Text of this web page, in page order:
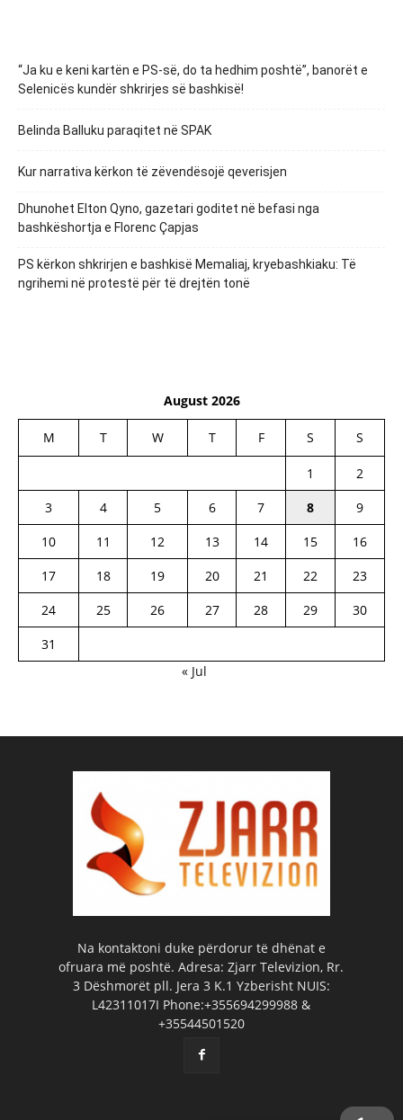
“Ja ku e keni kartën e PS-së, do ta hedhim poshtë”, banorët e
Selenicës kundër shkrirjes së bashkisë!
Belinda Balluku paraqitet në SPAK
Kur narrativa kërkon të zëvendësojë qeverisjen
Dhunohet Elton Qyno, gazetari goditet në befasi nga
bashkëshortja e Florenc Çapjas
PS kërkon shkrirjen e bashkisë Memaliaj, kryebashkiaku: Të
ngrihemi në protestë për të drejtën tonë
August 2026
M T W T F S S
1
2
3
4 5 6 7 8
9
10
11 12 13 14 15
16
17
18 19 20 21 22
23
24
25 26 27 28 29
30
31
« Jul
Na kontaktoni duke përdorur të dhënat e
ofruara më poshtë. Adresa: Zjarr Televizion, Rr.
3 Dëshmorët pll. Jera 3 K.1 Yzberisht NUIS:
L42311017I Phone:+355694299988 &
+35544501520